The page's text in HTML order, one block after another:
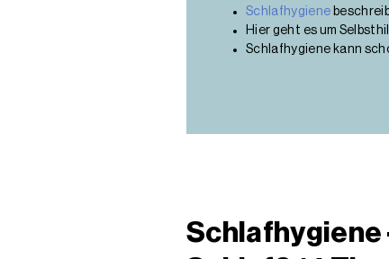
Schlafhygiene
Hier geht es um
Schlafhygiene kann
Schlafhygiene